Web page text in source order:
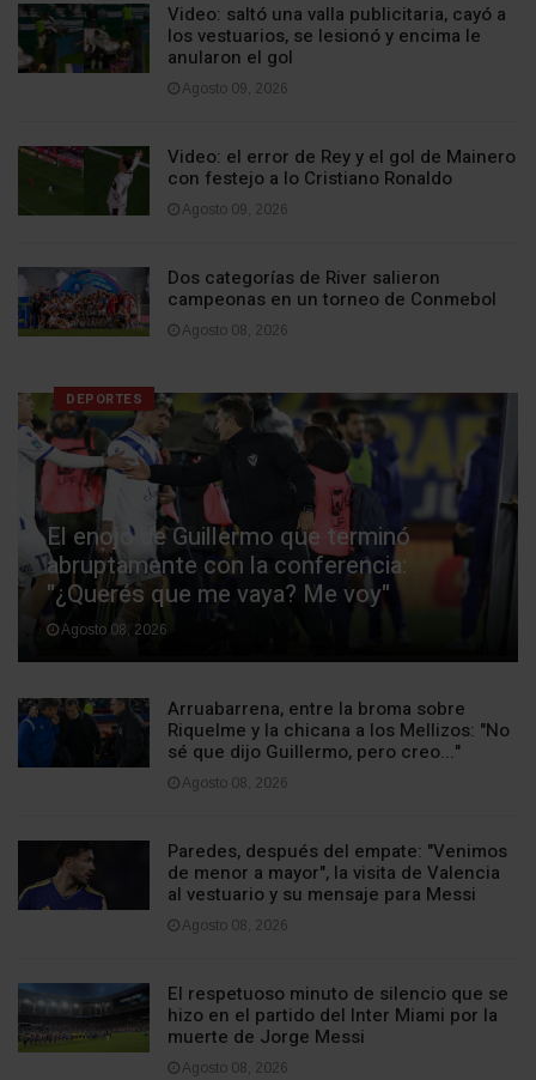
Video: saltó una valla publicitaria, cayó a
los vestuarios, se lesionó y encima le
anularon el gol
Agosto 09, 2026
Video: el error de Rey y el gol de Mainero
con festejo a lo Cristiano Ronaldo
Agosto 09, 2026
Dos categorías de River salieron
campeonas en un torneo de Conmebol
Agosto 08, 2026
DEPORTES
El enojo de Guillermo que terminó
abruptamente con la conferencia:
"¿Querés que me vaya? Me voy"
Agosto 08, 2026
Arruabarrena, entre la broma sobre
Riquelme y la chicana a los Mellizos: "No
sé que dijo Guillermo, pero creo..."
Agosto 08, 2026
Paredes, después del empate: "Venimos
de menor a mayor", la visita de Valencia
al vestuario y su mensaje para Messi
Agosto 08, 2026
El respetuoso minuto de silencio que se
hizo en el partido del Inter Miami por la
muerte de Jorge Messi
Agosto 08, 2026